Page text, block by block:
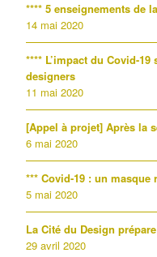
**** 5 enseignements de
14 mai 2020
**** L’impact du Covid-
designers
11 mai 2020
[Appel à projet] Après la
6 mai 2020
*** Covid-19 : un
5 mai 2020
La Cité du Design
29 avril 2020